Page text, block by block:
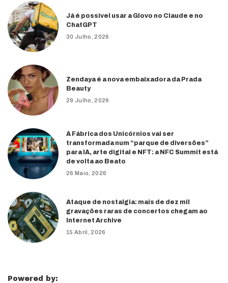
Já é possível usar a Glovo no Claude e no
ChatGPT
30 Julho, 2026
Zendaya é a nova embaixadora da Prada
Beauty
29 Julho, 2026
A Fábrica dos Unicórnios vai ser
transformada num “parque de diversões”
para IA, arte digital e NFT: a NFC Summit está
de volta ao Beato
26 Maio, 2026
Ataque de nostalgia: mais de dez mil
gravações raras de concertos chegam ao
Internet Archive
15 Abril, 2026
Powered by: